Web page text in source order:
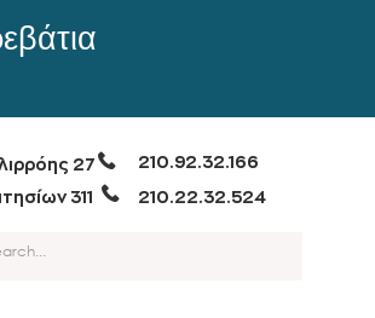
27
311
210.92.32.166
210.22.32.524